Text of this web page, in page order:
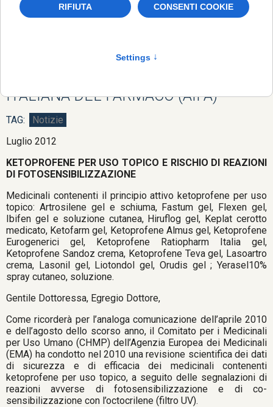
ARCHIVIO NEWS
NOTA INFORMATIVA IMPORTANTE
ITALIANA DEL FARMACO (AIFA)
Notizie
Luglio 2012
KETOPROFENE PER USO TOPICO E RISCHIO DI REAZIONI
DI FOTOSENSIBILIZZAZIONE
Medicinali contenenti il principio attivo ketoprofene per uso
topico: Artrosilene gel e schiuma, Fastum gel, Flexen gel,
Ibifen gel e soluzione cutanea, Hiruflog gel, Keplat cerotto
medicato, Ketofarm gel, Ketoprofene Almus gel, Ketoprofene
Eurogenerici gel, Ketoprofene Ratiopharm Italia gel,
Ketoprofene Sandoz crema, Ketoprofene Teva gel, Lasoartro
crema, Lasonil gel, Liotondol gel, Orudis gel ; Yerasel10%
spray cutaneo, soluzione.
Gentile Dottoressa, Egregio Dottore,
Come ricorderà per l’analoga comunicazione dell’aprile 2010
e dell’agosto dello scorso anno, il Comitato per i Medicinali
per Uso Umano (CHMP) dell’Agenzia Europea dei Medicinali
(EMA) ha condotto nel 2010 una revisione scientifica dei dati
di sicurezza e di efficacia dei medicinali contenenti
ketoprofene per uso topico, a seguito delle segnalazioni di
reazioni avverse di fotosensibilizzazione e di co-
sensibilizzazione con l’octocrilene (filtro UV).